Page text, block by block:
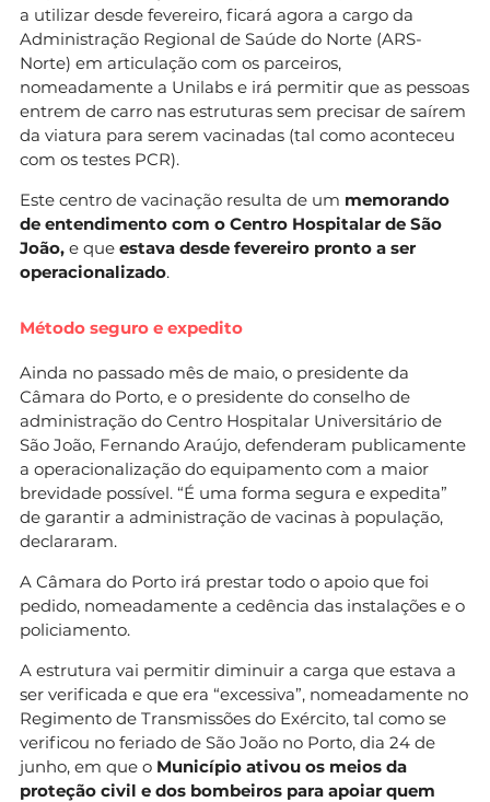
a utilizar desde fevereiro, ficará agora a cargo da
Administração Regional de Saúde do Norte (ARS-
Norte) em articulação com os parceiros,
nomeadamente a Unilabs e irá permitir que as pessoas
entrem de carro nas estruturas sem precisar de saírem
da viatura para serem vacinadas (tal como aconteceu
com os testes PCR).
Este centro de vacinação resulta de um memorando
de entendimento com o Centro Hospitalar de São
João, e que estava desde fevereiro pronto a ser
operacionalizado.
Método seguro e expedito
Ainda no passado mês de maio, o presidente da
Câmara do Porto, e o presidente do conselho de
administração do Centro Hospitalar Universitário de
São João, Fernando Araújo, defenderam publicamente
a operacionalização do equipamento com a maior
brevidade possível. “É uma forma segura e expedita”
de garantir a administração de vacinas à população,
declararam.
A Câmara do Porto irá prestar todo o apoio que foi
pedido, nomeadamente a cedência das instalações e o
policiamento.
A estrutura vai permitir diminuir a carga que estava a
ser verificada e que era “excessiva”, nomeadamente no
Regimento de Transmissões do Exército, tal como se
verificou no feriado de São João no Porto, dia 24 de
junho, em que o Município ativou os meios da
proteção civil e dos bombeiros para apoiar quem